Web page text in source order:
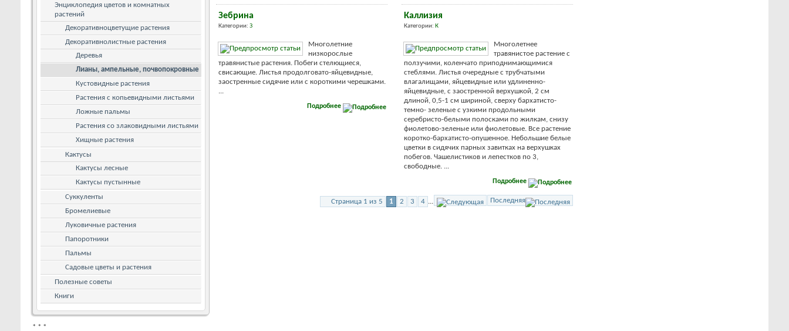
Зебрина
Категории: З
Многолетние
низкорослые
травянистые растения. Побеги стелющиеся,
свисающие. Листья продолговато-яйцевидные,
заостренные сидячие или с короткими черешками.
Подробнее
Каллизия
Категории: К
Многолетнее
травянистое растение с
ползучими, коленчато приподнимающимися
стеблями. Листья очередные с трубчатыми
влагалищами, яйцевидные или удлиненно-
яйцевидные, с заостренной верхушкой, 2 см
длиной, 0,5-1 см шириной, сверху бархатисто-
темно- зеленые с узкими продольными
серебристо-белыми полосками по жилкам, снизу
фиолетово-зеленые или фиолетовые. Все растение
коротко-бархатисто-опушенное. Небольшие белые
цветки в сидячих парных завитках на верхушках
побегов. Чашелистиков и лепестков по 3,
свободные. ...
Подробнее
Страница 1 из 5 1 2 3 4 Последняя
Энциклопедия цветов и комнатных
растений
Декоративноцветущие растения
Декоративнолистные растения
Деревья
Лианы, ампельные, почвопокровные
Кустовидные растения
Растения с копьевидными листьями
Ложные пальмы
Растения со злаковидными листьями
Хищные растения
Кактусы
Кактусы лесные
Кактусы пустынные
Суккуленты
Бромелиевые
Луковичные растения
Папоротники
Пальмы
Садовые цветы и растения
Полезные советы
Книги
* * *